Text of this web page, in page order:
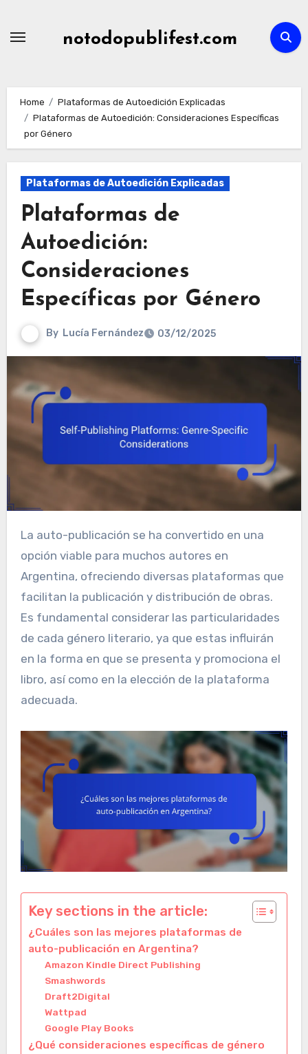
notodopublifest.com
Home
Plataformas de Autoedición Explicadas
Plataformas de Autoedición: Consideraciones Específicas
por Género
Plataformas de Autoedición Explicadas
Plataformas de
Autoedición:
Consideraciones
Específicas por Género
By Lucía Fernández 03/12/2025
La auto-publicación se ha convertido en una
opción viable para muchos autores en
Argentina, ofreciendo diversas plataformas que
facilitan la publicación y distribución de obras.
Es fundamental considerar las particularidades
de cada género literario, ya que estas influirán
en la forma en que se presenta y promociona el
libro, así como en la elección de la plataforma
adecuada.
Key sections in the article:
¿Cuáles son las mejores plataformas de
auto-publicación en Argentina?
Amazon Kindle Direct Publishing
Smashwords
Draft2Digital
Wattpad
Google Play Books
¿Qué consideraciones específicas de género